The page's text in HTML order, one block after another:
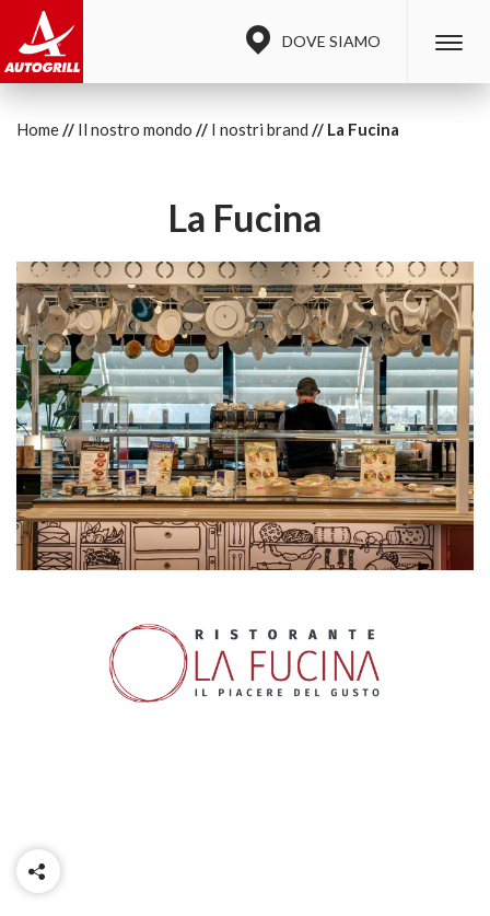
DOVE SIAMO
Home Il nostro mondo I nostri brand La Fucina
La Fucina